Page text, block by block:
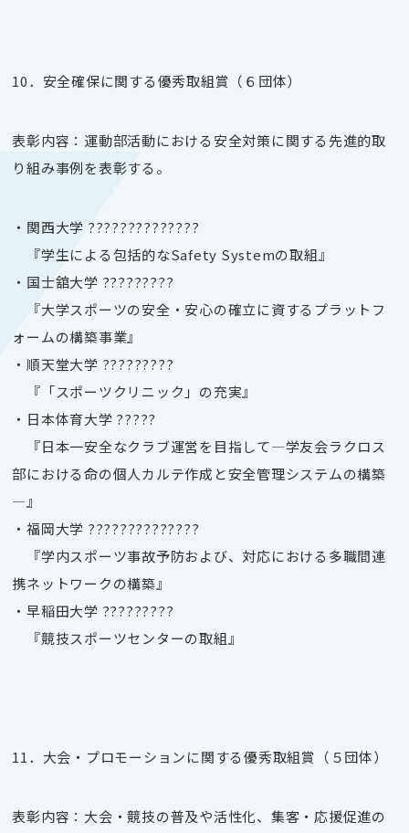
10．安全確保に関する優秀取組賞（６団体）
表彰内容：運動部活動における安全対策に関する先進的取
り組み事例を表彰する。
・関西大学 ??????????????
『学生による包括的なSafety Systemの取組』
・国士舘大学 ?????????
『大学スポーツの安全・安心の確立に資するプラットフ
ォームの構築事業』
・順天堂大学 ?????????
『「スポーツクリニック」の充実』
・日本体育大学 ?????
『日本一安全なクラブ運営を目指して―学友会ラクロス
部における命の個人カルテ作成と安全管理システムの構築
―』
・福岡大学 ??????????????
『学内スポーツ事故予防および、対応における多職間連
携ネットワークの構築』
・早稲田大学 ?????????
『競技スポーツセンターの取組』
11．大会・プロモーションに関する優秀取組賞（５団体）
表彰内容：大会・競技の普及や活性化、集客・応援促進の